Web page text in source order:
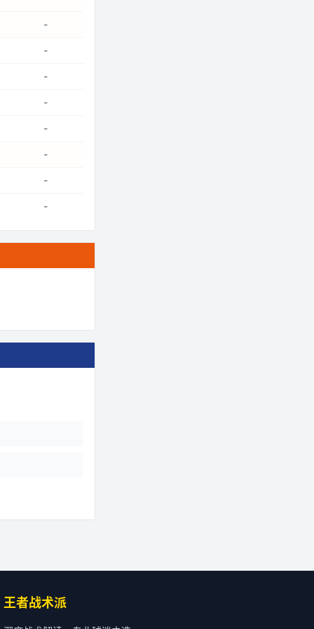
-
-
-
-
-
-
-
-
王者战术派